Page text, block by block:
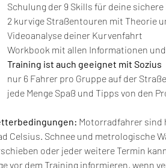
Schulung der 9 Skills für deine
2 kurvige Straßentouren mit Theorie
Videoanalyse deiner Kurvenfahrt
Workbook mit allen Informationen
Training ist auch geeignet mit Sozius
nur 6 Fahrer pro Gruppe auf der
jede Menge Spaß und Tipps von den
Motorradfahrer sind
Celsius. Schnee und metrologische
oder jeder weitere Termin
vor dem Training informieren, wenn